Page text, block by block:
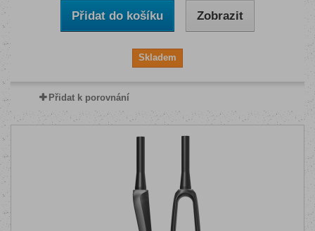
Přidat do košíku Zobrazit
Skladem
Přidat k porovnání